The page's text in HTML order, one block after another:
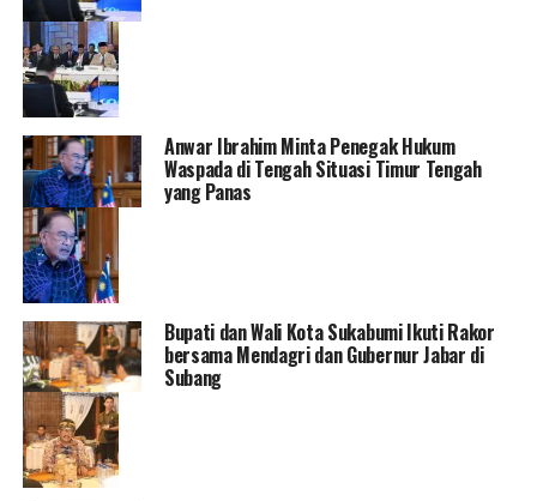
Anwar Ibrahim Minta Penegak Hukum
Waspada di Tengah Situasi Timur Tengah
yang Panas
Bupati dan Wali Kota Sukabumi Ikuti Rakor
bersama Mendagri dan Gubernur Jabar di
Subang